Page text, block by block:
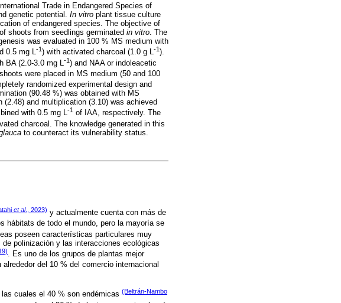
Trade in Endangered Species of
genetic potential. In vitro plant tissue culture
of endangered species. The objective of
shoots from seedlings germinated in vitro. The
was evaluated in 100 % MS medium with
0.5 mg L-1 ) with activated charcoal (1.0 g L-1 ).
(2.0-3.0 mg L
-1) and NAA or indoleacetic
were placed in MS medium (50 and 100
randomized experimental design and
(90.48 %) was obtained with MS
and multiplication (3.10) was achieved
with 0.5 mg L-1 of IAA, respectively. The
charcoal. The knowledge generated in this
to counteract its vulnerability status.
et al., 2023) y actualmente cuenta con más de
hábitats de todo el mundo, pero la mayoría se
poseen características particulares muy
polinización y las interacciones ecológicas
. Es uno de los grupos de plantas mejor
alrededor del 10 % del comercio internacional
las cuales el 40 % son endémicas (Beltrán-Nambo